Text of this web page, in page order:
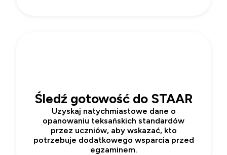
Śledź gotowość do STAAR
Uzyskaj natychmiastowe dane o
opanowaniu teksańskich standardów
przez uczniów, aby wskazać, kto
potrzebuje dodatkowego wsparcia przed
egzaminem.